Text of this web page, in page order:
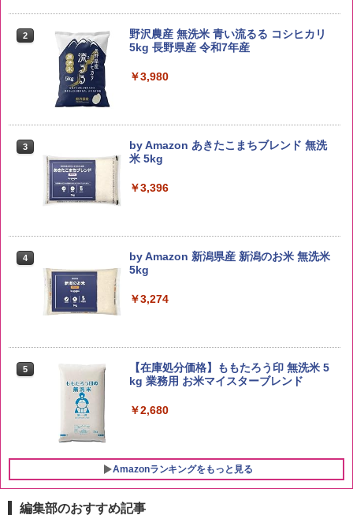
2
野沢農産 無洗米 青い流るる コシヒカリ
5kg 長野県産 令和7年産
￥3,980
3
by Amazon あきたこまちブレンド 無洗
米 5kg
￥3,396
4
by Amazon 新潟県産 新潟のお米 無洗米
5kg
￥3,274
5
【在庫処分価格】ももたろう印 無洗米 5
kg 業務用 お米マイスターブレンド
￥2,680
Amazonランキングをもっと見る
編集部のおすすめ記事